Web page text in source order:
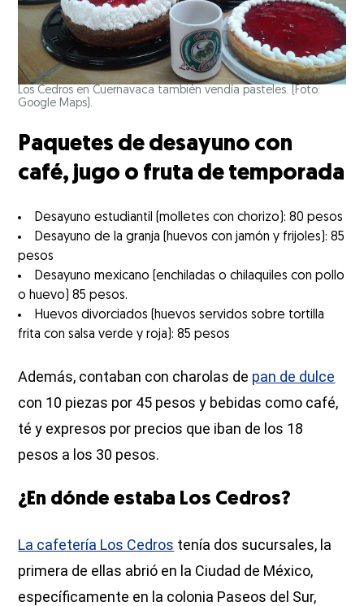
Los Cedros en Cuernavaca también vendía pasteles. (Foto:
Google Maps).
Paquetes de desayuno con
café, jugo o fruta de temporada
Desayuno estudiantil (molletes con chorizo): 80 pesos
Desayuno de la granja (huevos con jamón y frijoles): 85
pesos
Desayuno mexicano (enchiladas o chilaquiles con pollo
o huevo) 85 pesos.
Huevos divorciados (huevos servidos sobre tortilla
frita con salsa verde y roja): 85 pesos
Además, contaban con charolas de pan de dulce
con 10 piezas por 45 pesos y bebidas como café,
té y expresos por precios que iban de los 18
pesos a los 30 pesos.
¿En dónde estaba Los Cedros?
La cafetería Los Cedros tenía dos sucursales, la
primera de ellas abrió en la Ciudad de México,
específicamente en la colonia Paseos del Sur,